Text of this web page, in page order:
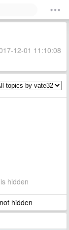
12-01 11:10:08
hidden
hidden